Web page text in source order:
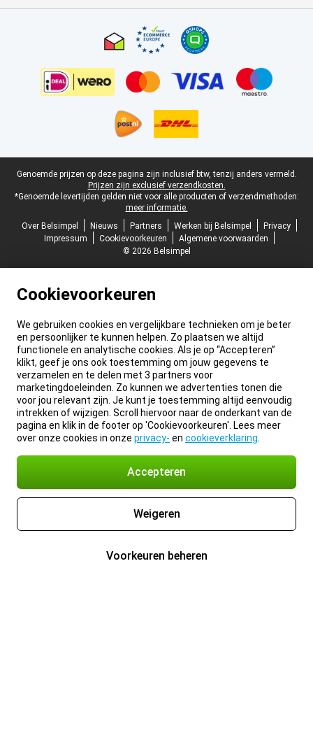
Juridische voettekst
Genoemde prijzen op deze pagina zijn inclusief btw, tenzij anders vermeld.
Prijzen zijn exclusief verzendkosten.
*Genoemde levertijden gelden niet voor alle producten of verzendmethoden:
meer informatie.
Over Belsimpel
Nieuws Partners Werken bij Belsimpel
Privacy
Impressum
Cookievoorkeuren
Algemene voorwaarden
© 2026 Belsimpel
Cookievoorkeuren
We gebruiken cookies en vergelijkbare technieken om je beter
en persoonlijker te kunnen helpen. Zo plaatsen we altijd
functionele en analytische cookies. Als je op “Accepteren”
klikt, geef je ons ook toestemming om jouw gegevens te
verzamelen en te delen met 3 partners voor
marketingdoeleinden. Zo kunnen we advertenties tonen die
voor jou relevant zijn. Je kunt je toestemming altijd eenvoudig
intrekken of wijzigen. Scroll hiervoor naar de onderkant van de
pagina en klik in de footer op 'Cookievoorkeuren'. Lees meer
over onze cookies in onze privacy- en cookieverklaring
Accepteren
Weigeren
Voorkeuren beheren